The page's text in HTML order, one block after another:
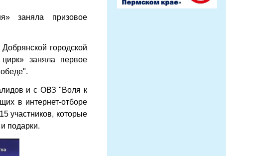
заняла призовое
городской
заняла первое
и с ОВЗ "Воля к
в интернет-отборе
участников, которые
подарки.